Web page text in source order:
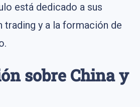
está dedicado a sus
trading y a la formación de
sobre China y